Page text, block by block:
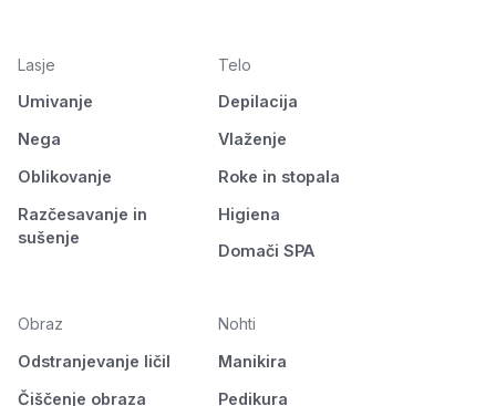
Lasje
Umivanje
Nega
Oblikovanje
Razčesavanje in
sušenje
Telo
Depilacija
Vlaženje
Roke in stopala
Higiena
Domači SPA
Obraz
Odstranjevanje ličil
Čiščenje obraza
Nohti
Manikira
Pedikura